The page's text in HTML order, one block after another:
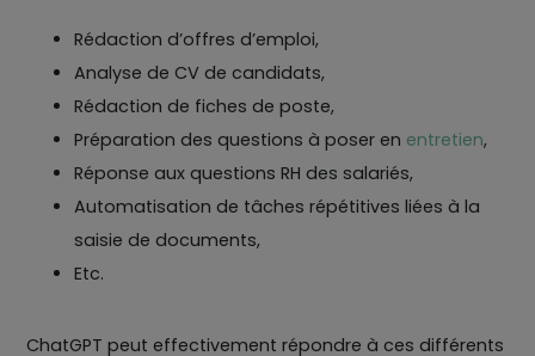
Rédaction d’offres d’emploi,
Analyse de CV de candidats,
Rédaction de fiches de poste,
Préparation des questions à poser en entretien,
Réponse aux questions RH des salariés,
Automatisation de tâches répétitives liées à la
saisie de documents,
Etc.
ChatGPT peut effectivement répondre à ces différents